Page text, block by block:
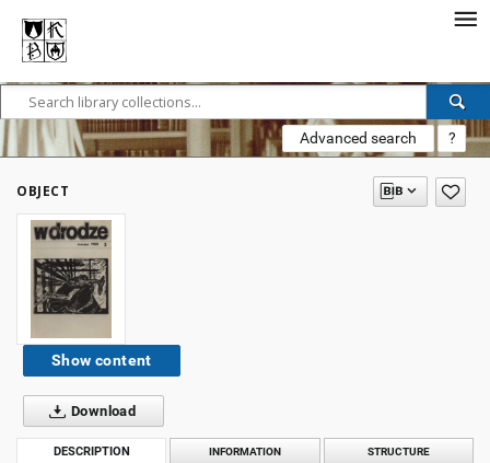
Advanced search ?
OBJECT
Show content
Download
DESCRIPTION INFORMATION STRUCTURE